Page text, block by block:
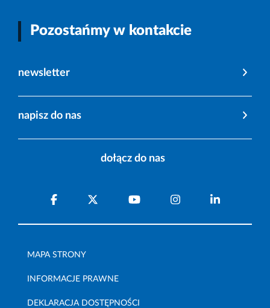
Pozostańmy w kontakcie
newsletter
napisz do nas
dołącz do nas
MAPA STRONY
INFORMACJE PRAWNE
DEKLARACJA DOSTĘPNOŚCI